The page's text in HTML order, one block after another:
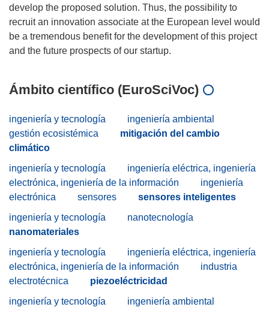
develop the proposed solution. Thus, the possibility to
recruit an innovation associate at the European level would
be a tremendous benefit for the development of this project
Ámbito científico (EuroSciVoc)
ingeniería y tecnología
ingeniería ambiental
gestión ecosistémica
mitigación del cambio
climático
ingeniería y tecnología
ingeniería eléctrica, ingeniería
electrónica, ingeniería de la información
ingeniería
electrónica
sensores
sensores inteligentes
ingeniería y tecnología
nanotecnología
nanomateriales
ingeniería y tecnología
ingeniería eléctrica, ingeniería
electrónica, ingeniería de la información
industria
electrotécnica
piezoeléctricidad
ingeniería y tecnología
ingeniería ambiental